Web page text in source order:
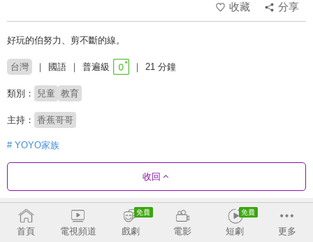
收藏
分享
好玩的伯努力、剪不斷的線。
台灣 國語 普遍級 21 分鐘
類別： 兒童 教育
主持： 香蕉哥哥
# YOYO家族
收回
劇集列表 正序
首頁 電視頻道 戲劇 電影 短劇 更多